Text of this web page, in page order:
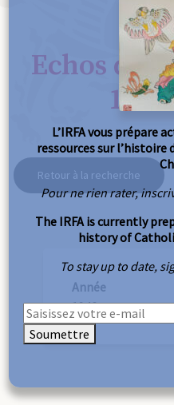
Echos de
Retour à la recherche
Année
1946
L’IRFA vous prépare
ressources sur l’histoire
Pour ne rien rater,
The IRFA is currently
history of
To stay up to date,
Soumettre